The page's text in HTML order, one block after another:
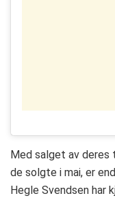
Med salget av deres
de solgte i mai, er
Hegle Svendsen har